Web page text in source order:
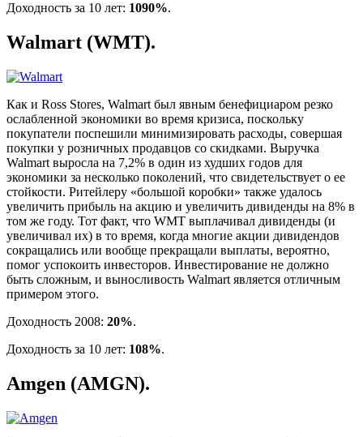
Доходность за 10 лет: 1090%.
Walmart (WMT).
Как и Ross Stores, Walmart был явным бенефициаром резко
ослабленной экономики во время кризиса, поскольку
покупатели поспешили минимизировать расходы, совершая
покупки у розничных продавцов со скидками. Выручка
Walmart выросла на 7,2% в один из худших годов для
экономики за несколько поколений, что свидетельствует о ее
стойкости. Ритейлеру «большой коробки» также удалось
увеличить прибыль на акцию и увеличить дивиденды на 8% в
том же году. Тот факт, что WMT выплачивал дивиденды (и
увеличивал их) в то время, когда многие акции дивидендов
сокращались или вообще прекращали выплаты, вероятно,
помог успокоить инвесторов. Инвестирование не должно
быть сложным, и выносливость Walmart является отличным
примером этого.
Доходность 2008: 20%.
Доходность за 10 лет: 108%.
Amgen (AMGN).